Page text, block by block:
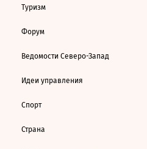
Туризм
Форум
Ведомости Северо-Запад
Идеи управления
Спорт
Страна